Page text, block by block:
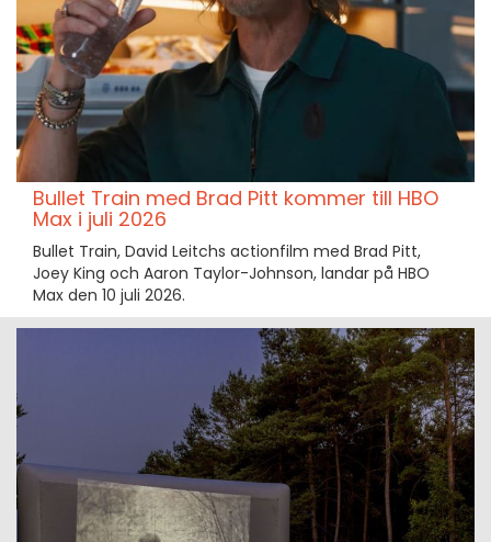
Bullet Train med Brad Pitt kommer till HBO
Max i juli 2026
Bullet Train, David Leitchs actionfilm med Brad Pitt,
Joey King och Aaron Taylor-Johnson, landar på HBO
Max den 10 juli 2026.